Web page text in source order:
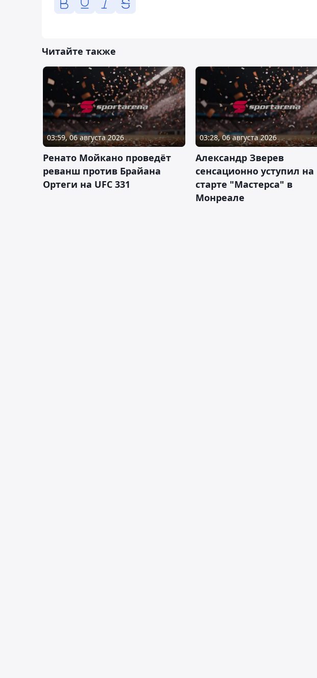
Читайте также
03:59, 06 августа 2026
Ренато Мойкано проведёт
реванш против Брайана
Ортеги на UFC 331
03:28, 06 августа 2026
Александр Зверев
сенсационно уступил на
старте "Мастерса" в
Монреале